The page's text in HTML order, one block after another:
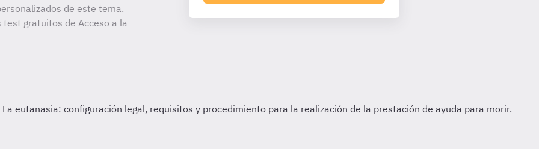
de este tema.
gratuitos de Acceso a la